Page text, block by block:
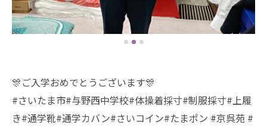
🎊ご入学おめでとうございます🎊
#さいたま市#与野西中学校#体操着採寸#制服採寸#上履
き#通学靴#通学カバン#さいコイン#たまポン #京呉苑 #